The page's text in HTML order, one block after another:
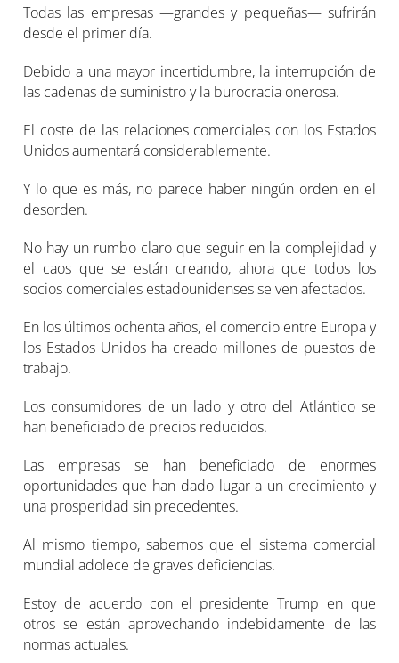
Todas las empresas —grandes y pequeñas— sufrirán
desde el primer día.
Debido a una mayor incertidumbre, la interrupción de
las cadenas de suministro y la burocracia onerosa.
El coste de las relaciones comerciales con los Estados
Unidos aumentará considerablemente.
Y lo que es más, no parece haber ningún orden en el
desorden.
No hay un rumbo claro que seguir en la complejidad y
el caos que se están creando, ahora que todos los
socios comerciales estadounidenses se ven afectados.
En los últimos ochenta años, el comercio entre Europa y
los Estados Unidos ha creado millones de puestos de
trabajo.
Los consumidores de un lado y otro del Atlántico se
han beneficiado de precios reducidos.
Las empresas se han beneficiado de enormes
oportunidades que han dado lugar a un crecimiento y
una prosperidad sin precedentes.
Al mismo tiempo, sabemos que el sistema comercial
mundial adolece de graves deficiencias.
Estoy de acuerdo con el presidente Trump en que
otros se están aprovechando indebidamente de las
normas actuales.